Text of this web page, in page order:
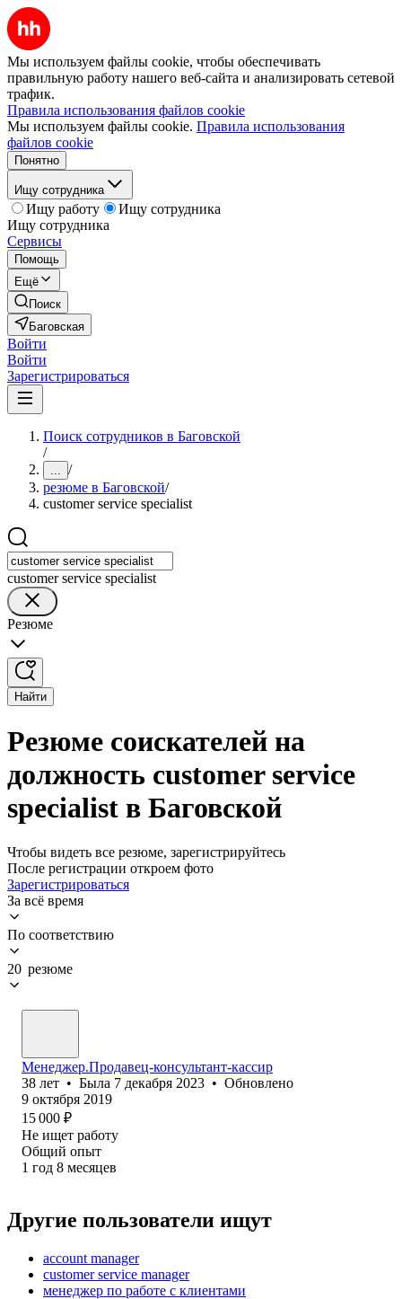
Мы используем файлы cookie, чтобы обеспечивать
правильную работу нашего веб-сайта и анализировать сетевой
трафик.
Правила использования файлов cookie
Мы используем файлы cookie. Правила использования
файлов cookie
Понятно
Ищу сотрудника
Ищу работу
Ищу сотрудника
Ищу сотрудника
Сервисы
Помощь
Ещё
Поиск
Баговская
Войти
Войти
Зарегистрироваться
Поиск сотрудников в Баговской
/
... /
резюме в Баговской/
customer service specialist
customer service specialist
Резюме
Найти
Резюме соискателей на
должность customer service
specialist в Баговской
Чтобы видеть все резюме, зарегистрируйтесь
После регистрации откроем фото
Зарегистрироваться
За всё время
По соответствию
20 резюме
Менеджер.Продавец-консультант-кассир
38 лет • Была 7 декабря 2023 • Обновлено
9 октября 2019
15 000 ₽
Не ищет работу
Общий опыт
1 год 8 месяцев
Другие пользователи ищут
account manager
customer service manager
менеджер по работе с клиентами